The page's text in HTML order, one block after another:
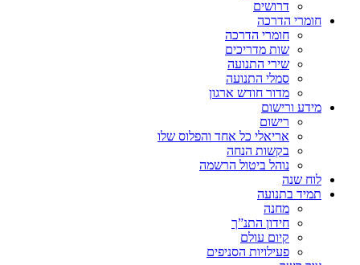
דרושים
חומרי הדרכה
חומרי הדרכה
שות מדריכים
שירי התנועה
סמלי התנועה
מדור חודש ארגון
מידע ורישום
רישום
אריאלי כל אחד והפלוס שלו
בקשות הנחה
נוהל ביטול הרשמה
לוח שנה
תמיד בתנועה
מחנה
חידון התנ”ך
קיום עולם
פעילויות הסניפים